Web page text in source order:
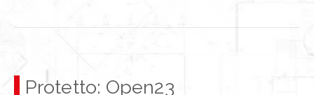
Protetto: Open23